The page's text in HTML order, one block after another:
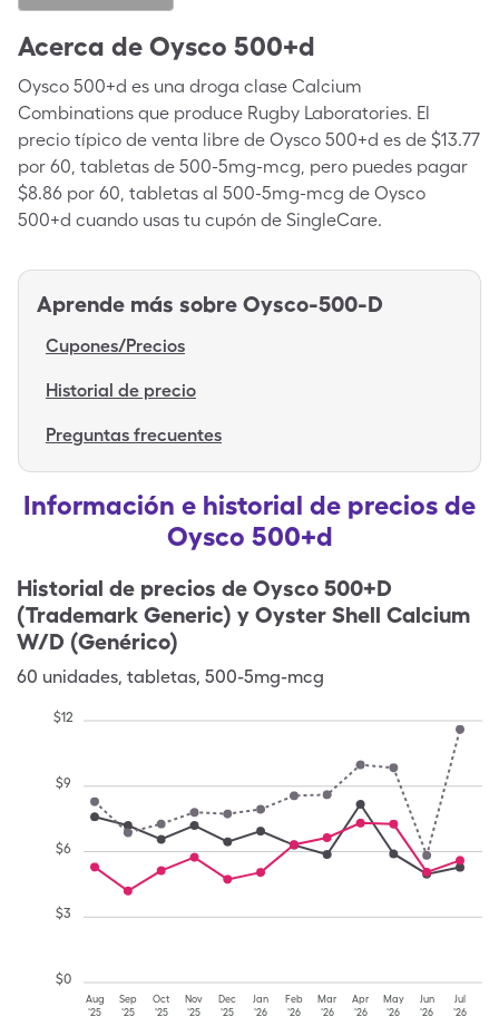
Acerca de Oysco 500+d
Oysco 500+d es una droga clase Calcium
Combinations que produce Rugby Laboratories. El
precio típico de venta libre de Oysco 500+d es de $13.77
por 60, tabletas de 500-5mg-mcg, pero puedes pagar
$8.86 por 60, tabletas al 500-5mg-mcg de Oysco
500+d cuando usas tu cupón de SingleCare.
Aprende más sobre Oysco-500-D
Cupones/Precios
Historial de precio
Preguntas frecuentes
Información e historial de precios de
Oysco 500+d
Historial de precios de Oysco 500+D
(Trademark Generic) y Oyster Shell Calcium
W/D (Genérico)
60 unidades, tabletas, 500-5mg-mcg
Aug
'25
Sep
'25
Oct
'25
Nov
'25
Dec
'25
Jan
'26
Feb
'26
Mar
'26
Apr
'26
May
'26
Jun
'26
Jul
'26
$0
$3
$6
$9
$12